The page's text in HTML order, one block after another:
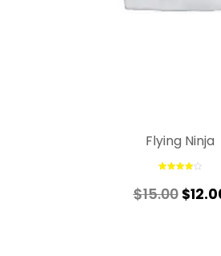
Flying Ninja
$15.00 $